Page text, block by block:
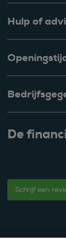
Hulp of
De
Schrijf een